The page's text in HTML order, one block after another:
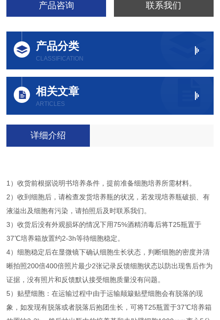
产品咨询 联系我们
产品分类
CLASSIFICATION
相关文章
ARTICLES
详细介绍
1）收货前根据说明书培养条件，提前准备细胞培养所需材料。
2）收到细胞后，请检查发货培养瓶的状况，若发现培养瓶破损、有
液溢出及细胞有污染，请拍照后及时联系我们。
3）收货后没有外观损坏的情况下用75%酒精消毒后将T25瓶置于
37℃培养箱放置约2-3h等待细胞稳定。
4）细胞稳定后在显微镜下确认细胞生长状态，判断细胞的密度并清
晰拍照200倍400倍照片最少2张记录反馈细胞状态以防出现售后作为
证据，没有照片和反馈默认接受细胞质量没有问题。
5）贴壁细胞：在运输过程中由于运输颠簸贴壁细胞会有脱落的现
象，如发现有脱落或者脱落后抱团生长，可将T25瓶置于37℃培养箱